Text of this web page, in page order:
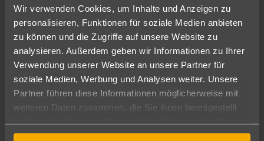
Wir verwenden Cookies, um Inhalte und Anzeigen zu
personalisieren, Funktionen für soziale Medien anbieten
zu können und die Zugriffe auf unsere Website zu
analysieren. Außerdem geben wir Informationen zu Ihrer
Verwendung unserer Website an unsere Partner für
soziale Medien, Werbung und Analysen weiter. Unsere
Partner führen diese Informationen möglicherweise mit
weiteren Daten zusammen, die Sie ihnen bereitgestellt
gesammelt haben.
Ändere die Kriterien nach deinen Wünschen
Pauschal Nur Hotel
Abflughafen
Alle Abflughäfen
09.08.26–07.08.27 7-21 Nächte